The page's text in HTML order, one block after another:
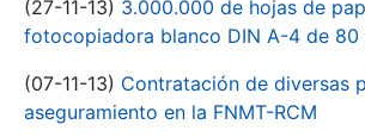
(27-11-13) 3.000.000 de hojas de
fotocopiadora blanco DIN A-4 de 80
(07-11-13) Contratación de diversas
aseguramiento en la FNMT-RCM